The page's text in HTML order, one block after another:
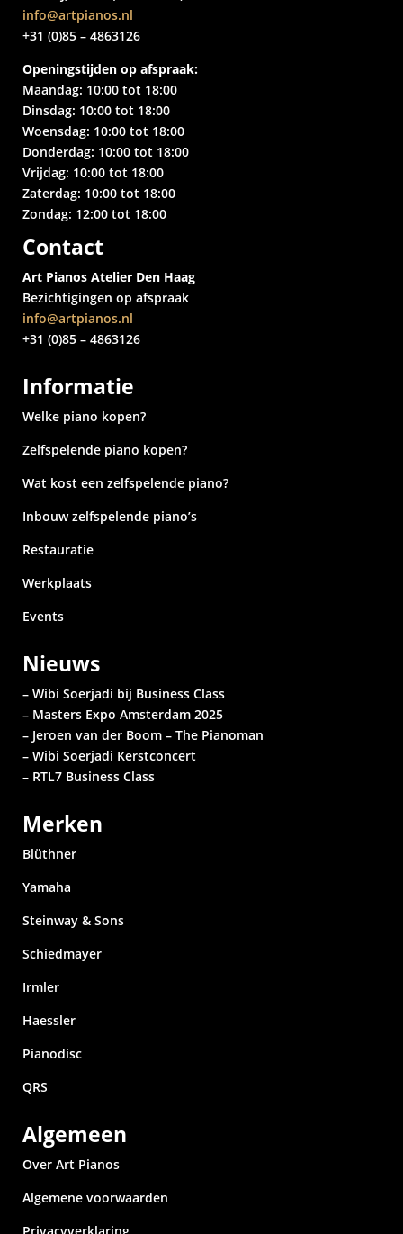
info@artpianos.nl
+31 (0)85 – 4863126
Openingstijden op afspraak:
Maandag: 10:00 tot 18:00
Dinsdag: 10:00 tot 18:00
Woensdag: 10:00 tot 18:00
Donderdag: 10:00 tot 18:00
Vrijdag: 10:00 tot 18:00
Zaterdag: 10:00 tot 18:00
Zondag: 12:00 tot 18:00
Contact
Art Pianos Atelier Den Haag
Bezichtigingen op afspraak
info@artpianos.nl
+31 (0)85 – 4863126
Informatie
Welke piano kopen?
Zelfspelende piano kopen?
Wat kost een zelfspelende piano?
Inbouw zelfspelende piano’s
Restauratie
Werkplaats
Events
Nieuws
– Wibi Soerjadi bij Business Class
– Masters Expo Amsterdam 2025
– Jeroen van der Boom – The Pianoman
– Wibi Soerjadi Kerstconcert
– RTL7 Business Class
Merken
Blüthner
Yamaha
Steinway & Sons
Schiedmayer
Irmler
Haessler
Pianodisc
QRS
Algemeen
Over Art Pianos
Algemene voorwaarden